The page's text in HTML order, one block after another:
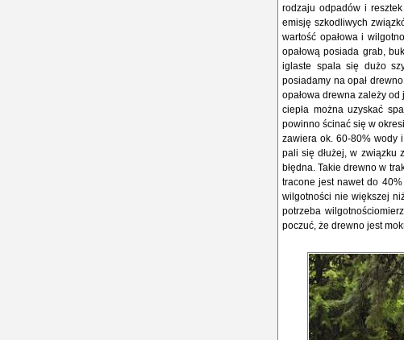
rodzaju odpadów i
emisję szkodliwych
wartość opałowa i
opałową posiada grab,
iglaste spala się dużo
posiadamy na opał
opałowa drewna zależy
ciepła można uzyskać
powinno ścinać się w
zawiera ok. 60-80% wody
pali się dłużej, w związku
błędna. Takie drewno w
tracone jest nawet do
wilgotności nie większej
potrzeba
poczuć, że drewno jest